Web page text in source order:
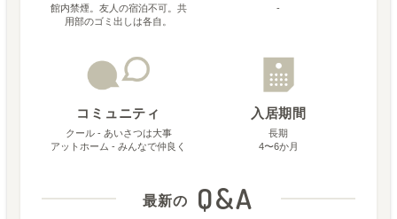
館内禁煙。友人の宿泊不可。共
用部のゴミ出しは各自。
-
コミュニティ
クール - あいさつは大事
アットホーム - みんなで仲良く
入居期間
長期
4〜6か月
最新の Q&A